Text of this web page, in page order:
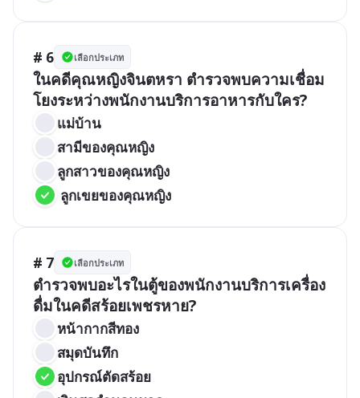
# 6 เลือกประเภท
ในคดีคุณหญิงจินตหรา ตำรวจพบความเชื่อม
โยงระหว่างพนักงานบริการอาหารกับใคร?
แม่บ้าน
สามีของคุณหญิง
ลูกสาวของคุณหญิง
ลูกเขยของคุณหญิง
# 7 เลือกประเภท
ตำรวจพบอะไรในตู้ของพนักงานบริการเครื่อง
ดื่มในคดีสร้อยเพชรหาย?
หน้ากากสีทอง
สมุดบันทึก
อุปกรณ์ตัดสร้อย